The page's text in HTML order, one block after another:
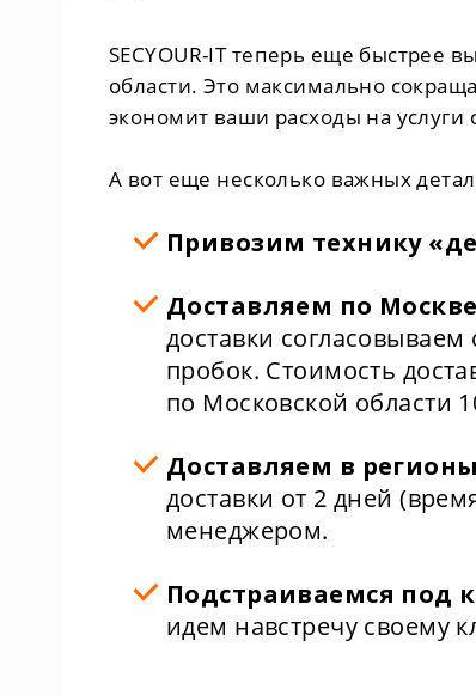
SECYOUR-IT теперь еще быстрее
области. Это максимально
экономит ваши расходы на услуги
А вот еще несколько важных
Привозим технику
Доставляем по
доставки
пробок. Стоимость
по Московской области
Доставляем в
доставки от 2 дней
менеджером.
Подстраиваемся под
идем навстречу своему